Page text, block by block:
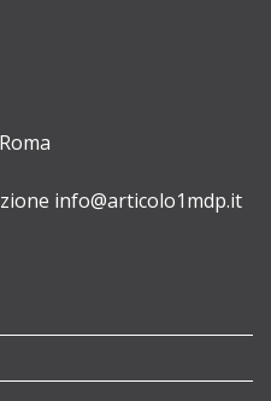
info@articolo1mdp.it